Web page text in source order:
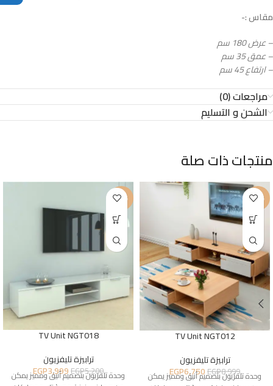
مقاس :-
– عرض 180 سم
– عمق 35 سم
– ارتفاع 45 سم
مراجعات (0)
الشحن و التسليم
منتجات ذات صلة
-25%
TV Unit NGT012
ترابيزة تليفزيون
EGP8,999
EGP6,750
وحدة تلفزيون بتصميم أنيق ومميز يمكن
-23%
TV Unit NGT018
ترابيزة تليفزيون
EGP5,200
EGP3,999
وحدة تلفزيون بتصميم أنيق ومميز يمكن